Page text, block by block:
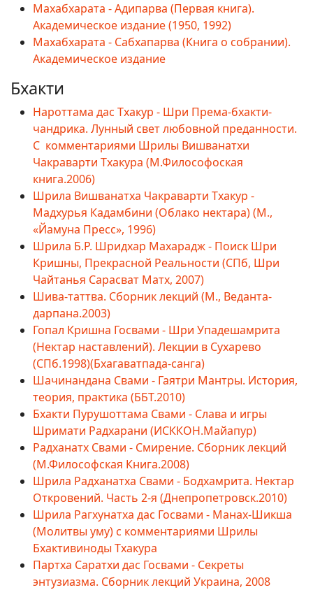
Махабхарата - Адипарва (Первая книга).
Академическое издание (1950, 1992)
Махабхарата - Сабхапарва (Книга о собрании).
Академическое издание
Бхакти
Нароттама дас Тхакур - Шри Према-бхакти-
чандрика. Лунный свет любовной преданности.
С комментариями Шрилы Вишванатхи
Чакраварти Тхакура (М.Философоская
книга.2006)
Шрила Вишванатха Чакраварти Тхакур -
Мадхурья Кадамбини (Облако нектара) (М.,
«Йамуна Пресс», 1996)
Шрила Б.Р. Шридхар Махарадж - Поиск Шри
Кришны, Прекрасной Реальности (СПб, Шри
Чайтанья Сарасват Матх, 2007)
Шива-таттва. Сборник лекций (М., Веданта-
дарпана.2003)
Гопал Кришна Госвами - Шри Упадешамрита
(Нектар наставлений). Лекции в Сухарево
(СПб.1998)(Бхагаватпада-санга)
Шачинандана Свами - Гаятри Мантры. История,
теория, практика (ББТ.2010)
Бхакти Пурушоттама Свами - Слава и игры
Шримати Радхарани (ИСККОН.Майапур)
Радханатх Свами - Смирение. Сборник лекций
(М.Философская Книга.2008)
Шрила Радханатха Свами - Бодхамрита. Нектар
Откровений. Часть 2-я (Днепропетровск.2010)
Шрила Рагхунатха дас Госвами - Манах-Шикша
(Молитвы уму) с комментариями Шрилы
Бхактивиноды Тхакура
Партха Саратхи дас Госвами - Секреты
энтузиазма. Сборник лекций Украина, 2008